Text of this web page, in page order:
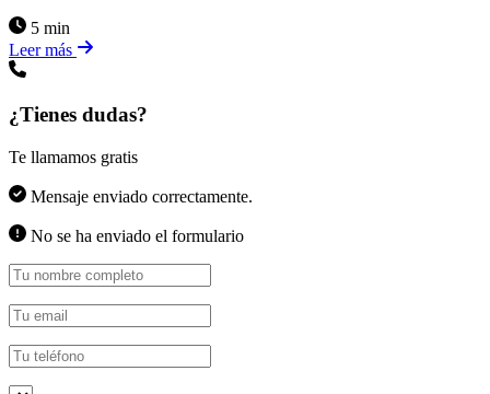
5 min
Leer más
¿Tienes dudas?
Te llamamos gratis
Mensaje enviado correctamente.
No se ha enviado el formulario